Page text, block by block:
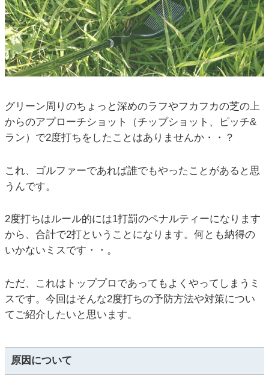
グリーン周りのちょっと深めのラフやフカフカの芝の上
からのアプローチショット（チップショット、ピッチ&
ラン）で2度打ちをしたことはありませんか・・？
これ、ゴルファーであれば誰でもやったことがあると思
うんです。
2度打ちはルール的には1打罰のペナルティーになります
から、合計で2打ということになります。何とも納得の
いかないミスです・・。
ただ、これはトッププロであってもよくやってしまうミ
スです。今回はそんな2度打ちの予防方法や対策につい
てご紹介したいと思います。
原因について